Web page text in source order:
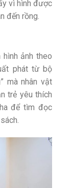
vì hình được
đến rồng.
hình ảnh theo
phát từ bộ
mà nhân vật
trẻ yêu thích
để tìm đọc